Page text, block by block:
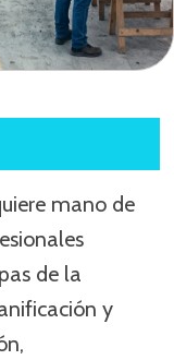
mano de
de la
y